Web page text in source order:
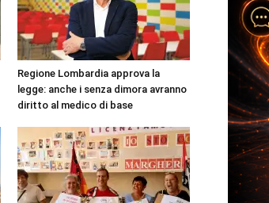
Regione Lombardia approva la
legge: anche i senza dimora avranno
diritto al medico di base